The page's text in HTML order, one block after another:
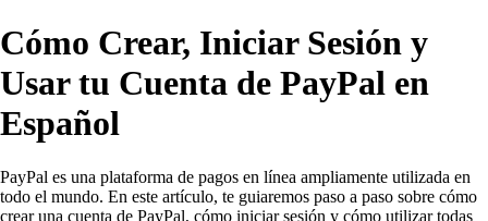
Cómo Crear, Iniciar Sesión y
Usar tu Cuenta de PayPal en
Español
PayPal es una plataforma de pagos en línea ampliamente utilizada en
todo el mundo. En este artículo, te guiaremos paso a paso sobre cómo
crear una cuenta de PayPal, cómo iniciar sesión y cómo utilizar todas